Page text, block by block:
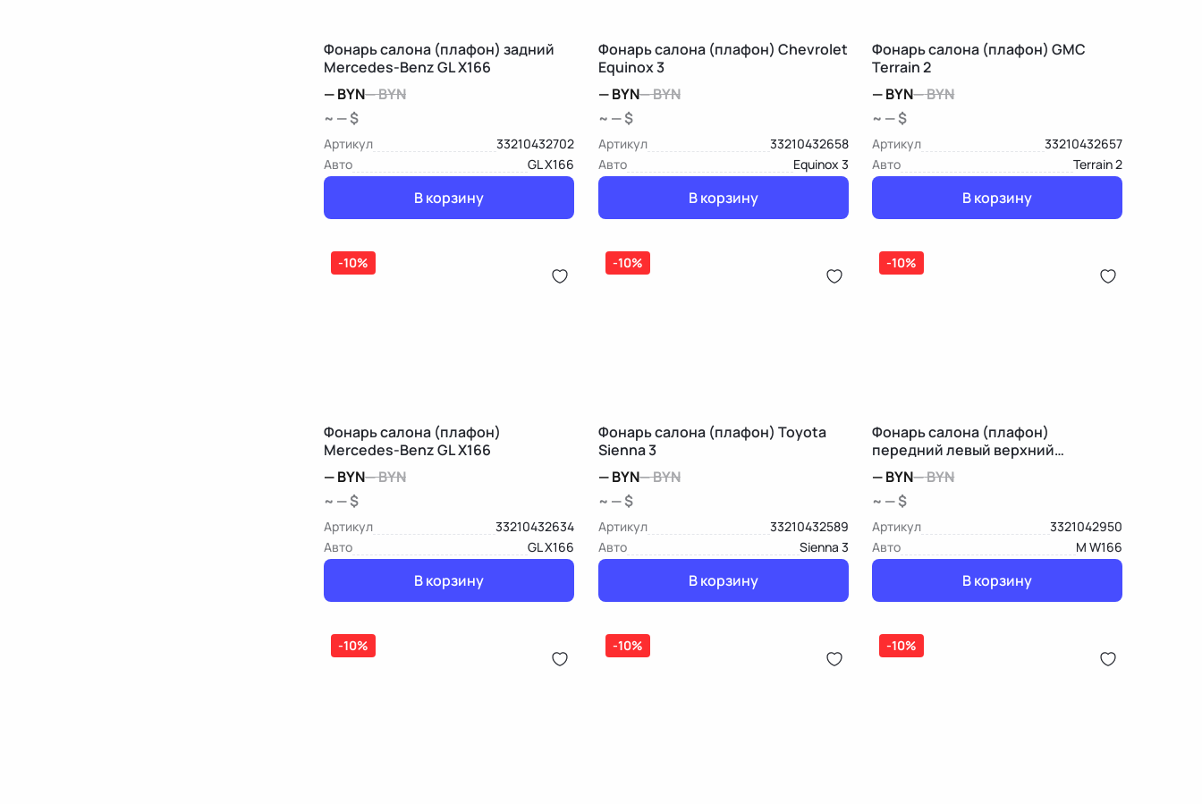
Фонарь салона (плафон) задний
Mercedes-Benz GL X166
—BYN—BYN
~ — $
Артикул
33210432702
Авто
GL X166
В корзину
Фонарь салона (плафон) Chevrolet
Equinox 3
—BYN—BYN
~ — $
Артикул
33210432658
Авто
Equinox 3
В корзину
Фонарь салона (плафон) GMC
Terrain 2
—BYN—BYN
~ — $
Артикул
33210432657
Авто
Terrain 2
В корзину
-10%
Фонарь салона (плафон)
Mercedes-Benz GL X166
—BYN—BYN
~ — $
Артикул
33210432634
Авто
GL X166
В корзину
-10%
Фонарь салона (плафон) Toyota
Sienna 3
—BYN—BYN
~ — $
Артикул
33210432589
Авто
Sienna 3
В корзину
-10%
Фонарь салона (плафон)
передний левый верхний
Mercedes-Benz M W166
—BYN—BYN
~ — $
Артикул
3321042950
Авто
M W166
В корзину
-10% -10% -10%